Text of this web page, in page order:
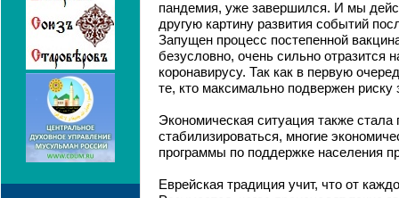
пандемия, уже завершился. И мы
другую картину развития событий
Запущен процесс постепенной
безусловно, очень сильно отразится
коронавирусу. Так как в первую
те, кто максимально подвержен риску
Экономическая ситуация также стала
стабилизироваться, многие
программы по поддержке населения
Еврейская традиция учит, что от